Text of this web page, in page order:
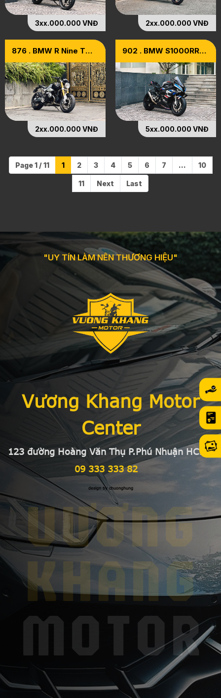
3xx.000.000 VNĐ 2xx.000.000 VNĐ
876 . BMW R Nine T
2xx.000.000 VNĐ
902 . BMW S1000RR
5xx.000.000 VNĐ
Page 1 / 11 1 2 3 4 5 6 7 ... 10
11 Next Last
"UY TÍN LÀM NÊN THƯƠNG HIỆU"
Vương Khang Motor
Center
123 đường Hoàng Văn Thụ P.Phú Nhuận HCMC
09 333 333 82
design by chuonghung
VƯƠNG
KHANG
MOTOR